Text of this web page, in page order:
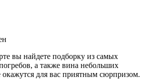
вы найдете подборку из самых
а также вина небольших
окажутся для вас приятным сюрпризом.